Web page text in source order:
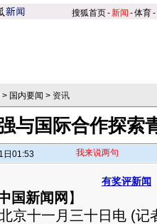
搜狐首页-新闻 -体育-
> 国内要闻 > 资讯
与国际合作探索
日01:53 我来说两句
有奖评新闻
国新闻网 】
十一月三十日电 (记